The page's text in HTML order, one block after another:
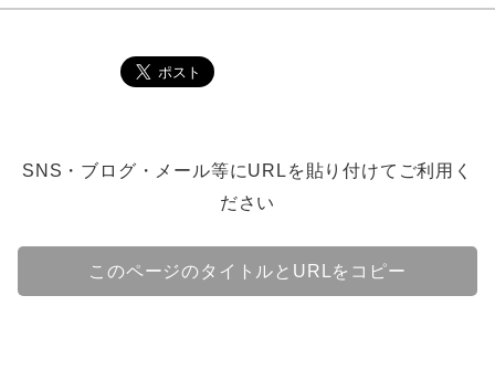
SNS・ブログ・メール等にURLを貼り付けてご利用く
ださい
このページのタイトルとURLをコピー